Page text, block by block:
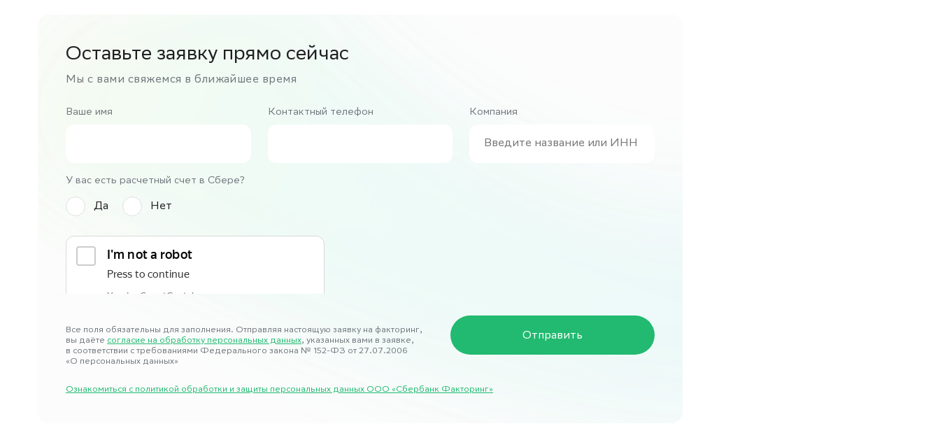
Оставьте заявку прямо сейчас
Мы с вами свяжемся в ближайшее время
Ваше имя Контактный телефон Компания
У вас есть расчетный счет в Сбере?
Да Нет
Все поля обязательны для заполнения. Отправляя настоящую заявку на факторинг,
вы даёте согласие на обработку персональных данных, указанных вами в заявке,
в соответствии с требованиями Федерального закона № 152-ФЗ от 27.07.2006
«О персональных данных»
Ознакомиться с политикой обработки и защиты персональных данных ООО «Сбербанк Факторинг»